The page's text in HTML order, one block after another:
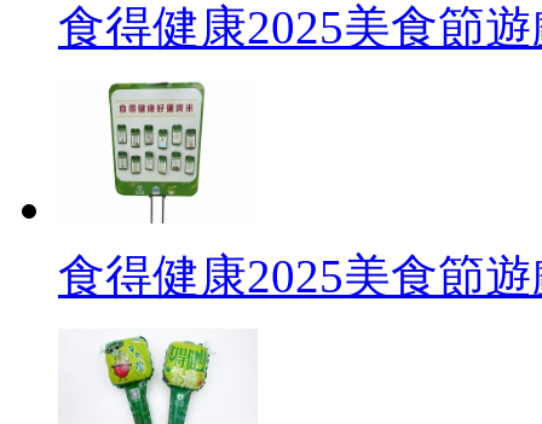
食得健康2025美食節
食得健康2025美食節